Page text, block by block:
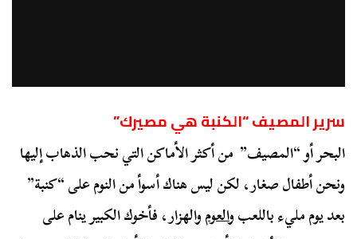
سرير المصيف “الكنبة هي مصيرك”
البحر أو “المصيف” من أكثر الأماكن التي نحب الذهاب إليها
ونحن أطفال صغار، لكن ليس هناك أسوأ من النوم على “كنبة”
بعد يوم مليء باللعب والعوموالهزار، فأخوك الكبير ينام على